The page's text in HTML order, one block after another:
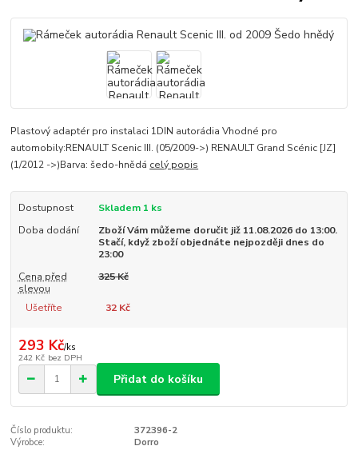
Plastový adaptér pro instalaci 1DIN autorádia Vhodné pro
automobily:RENAULT Scenic III. (05/2009->) RENAULT Grand Scénic [JZ]
(1/2012 ->)Barva: šedo-hnědá celý popis
Dostupnost
Skladem 1 ks
Doba dodání
Zboží Vám můžeme doručit již 11.08.2026 do 13:00.
Stačí, když zboží objednáte nejpozději dnes do
23:00
Cena před
slevou
325 Kč
Ušetříte 32 Kč
293 Kč/ks
242 Kč bez DPH
Přidat do košíku
Číslo produktu:
372396-2
Výrobce:
Dorro